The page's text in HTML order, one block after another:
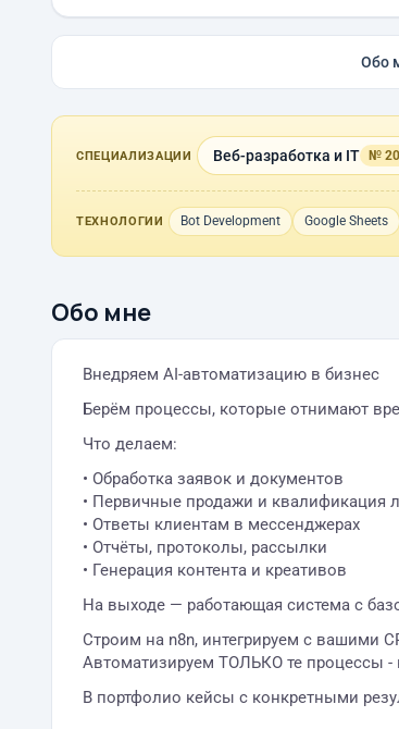
Обо
СПЕЦИАЛИЗАЦИИ Веб-разработка и IT №
ТЕХНОЛОГИИ Bot Development Google Sheets
Обо мне
Внедряем AI-автоматизацию в бизнес
Берём процессы, которые отнимают
Что делаем:
• Обработка заявок и документов
• Первичные продажи и квалификация
• Ответы клиентам в мессенджерах
• Отчёты, протоколы, рассылки
• Генерация контента и креативов
На выходе — работающая система с
Строим на n8n, интегрируем с вашими
Автоматизируем ТОЛЬКО те процессы
В портфолио кейсы с конкретными